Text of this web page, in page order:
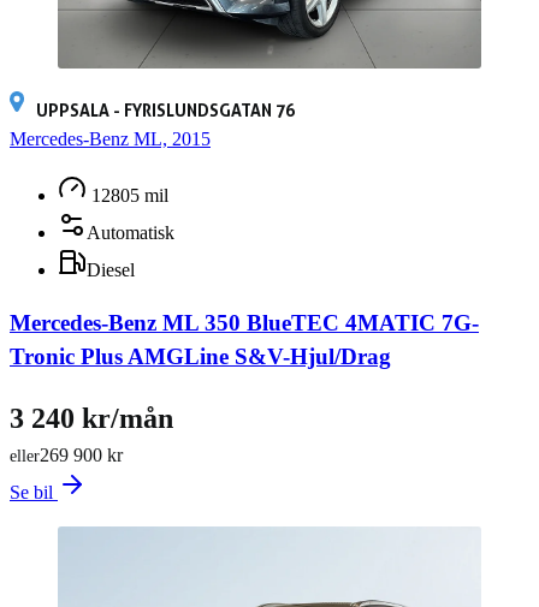
UPPSALA - FYRISLUNDSGATAN 76
Mercedes-Benz ML, 2015
12805 mil
Automatisk
Diesel
Mercedes-Benz ML 350 BlueTEC 4MATIC 7G-
Tronic Plus AMGLine S&V-Hjul/Drag
269 900 kr
eller
3 240 kr/mån
Se bil